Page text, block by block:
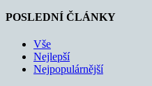
POSLEDNÍ ČLÁNKY
Vše
Nejlepší
Nejpopulárnější